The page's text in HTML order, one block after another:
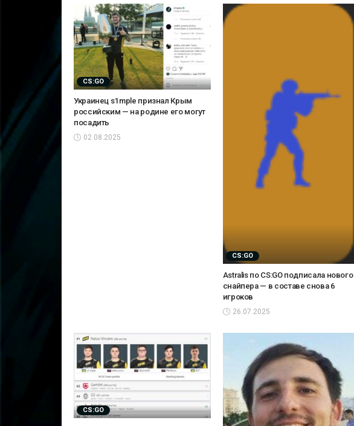
CS:GO
Украинец s1mple признал Крым
российским — на родине его могут
посадить
02.08.2025
CS:GO
Astralis по CS:GO подписала нового
снайпера — в составе снова 6
игроков
26.07.2025
CS:GO